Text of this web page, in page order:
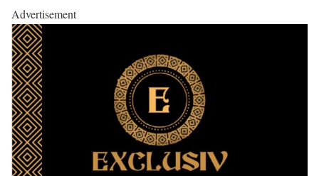
Advertisement